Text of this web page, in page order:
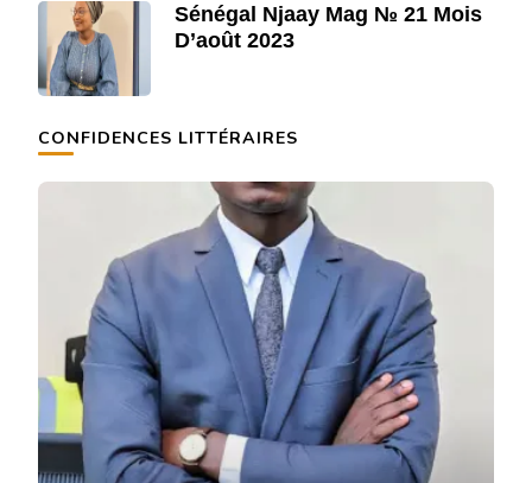
Sénégal Njaay Mag № 21 Mois
D’août 2023
CONFIDENCES LITTÉRAIRES